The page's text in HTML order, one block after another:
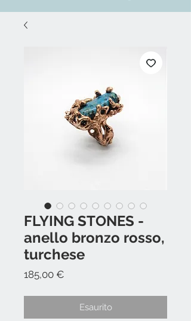
FLYING STONES -
anello bronzo rosso,
turchese
185,00 €
Esaurito